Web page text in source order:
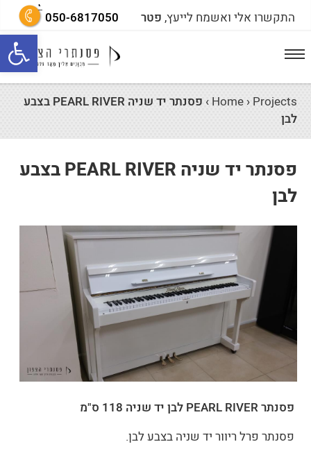
התקשרו אלי ואשמח לייעץ, פטר
Home › Projects
›
פסנתר יד שניה PEARL RIVER בצבע
לבן
פסנתר יד שניה PEARL RIVER בצבע
לבן
פסנתר PEARL RIVER לבן יד שניה 118 ס"מ
פסנתר פרל ריוור יד שניה בצבע לבן.
פתח סרגל